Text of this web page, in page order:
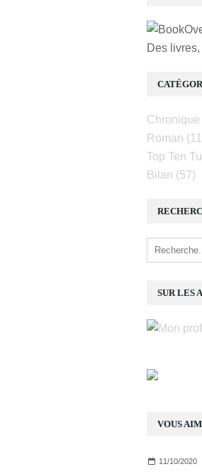
Des
VOUS
11/10/2020
Chronique
Roman
Top Ten
Bilan (57)
SUR LES